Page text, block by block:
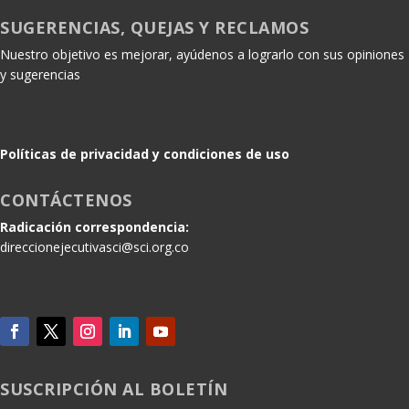
SUGERENCIAS, QUEJAS Y RECLAMOS
Nuestro objetivo es mejorar, ayúdenos a lograrlo con sus opiniones
y sugerencias
Políticas de privacidad y condiciones de uso
CONTÁCTENOS
Radicación correspondencia:
direccionejecutivasci@sci.org.co
SUSCRIPCIÓN AL BOLETÍN